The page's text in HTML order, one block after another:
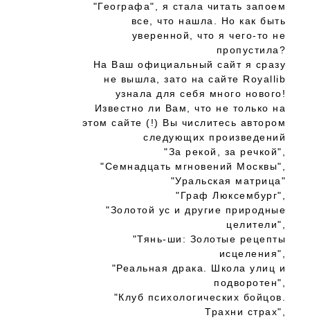
"Географа", я стала читать запоем
все, что нашла. Но как быть
уверенной, что я чего-то не
пропустила?
На Ваш официальный сайт я сразу
не вышла, зато на сайте Royallib
узнала для себя много нового!
Известно ли Вам, что не только на
этом сайте (!) Вы числитесь автором
следующих произведений
"За рекой, за речкой",
"Семнадцать мгновений Москвы",
"Уральская матрица"
"Граф Люксембург",
"Золотой ус и другие природные
целители",
"Тянь-ши: Золотые рецепты
исцеления",
"Реальная драка. Школа улиц и
подворотен",
"Клуб психологических бойцов.
Трахни страх",